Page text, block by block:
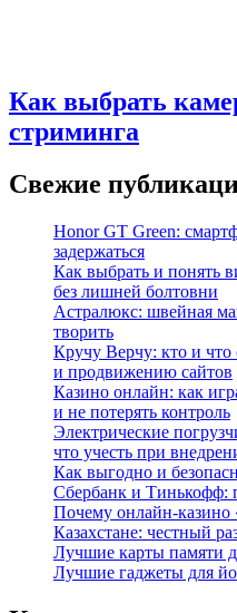
Как выбрать
стриминга
Свежие
Honor GT Green:
задержаться
Как выбрать и понять
без лишней болтовни
Астралюкс: швейная
творить
Кручу Верчу: кто и что
и продвижению сайтов
Казино онлайн: как
и не потерять контроль
Электрические
что учесть при
Как выгодно и
Сбербанк и Тинькофф:
Почему онлайн-казино
Казахстане: честный
Лучшие карты памяти
Лучшие гаджеты для